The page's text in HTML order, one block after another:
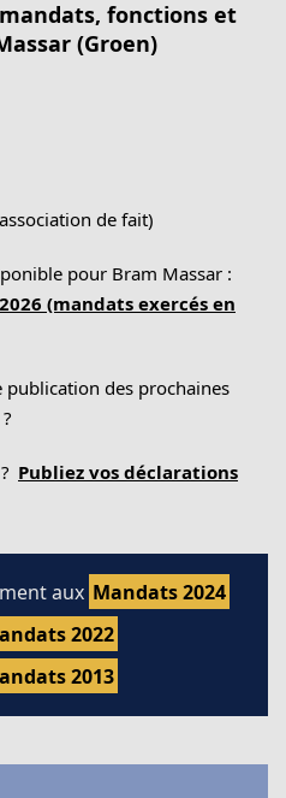
fonctions et
(Groen)
de fait)
pour Bram Massar :
(mandats exercés en
publication des prochaines
?
Publiez vos déclarations
aux Mandats 2024
2022
2013